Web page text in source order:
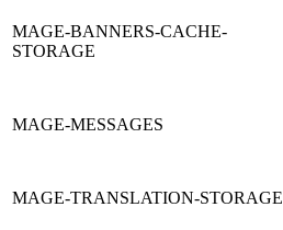
MAGE-BANNERS-CACHE-
STORAGE
MAGE-MESSAGES
MAGE-TRANSLATION-STORAGE